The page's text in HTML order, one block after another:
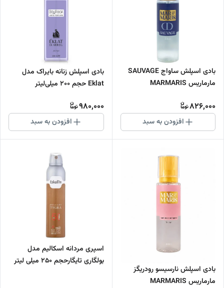
بادی اسپلش ساواج SAUVAGE
مارماریس MARMARIS
826,000
افزودن به سبد
بادی اسپلش زنانه بایراک مدل
Eklat حجم 200 میلی‌لیتر
980,000
افزودن به سبد
بادی اسپلش نارسیسو رودریگز
مارماریس MARMARIS
اسپری مردانه اسکالیم مدل
بولگاری تایگارحجم 250 میلی لیتر